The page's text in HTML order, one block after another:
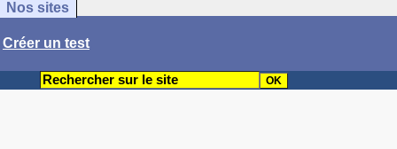
Nos sites
Créer un test